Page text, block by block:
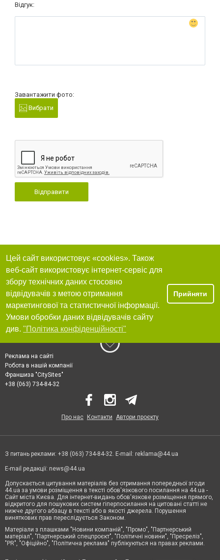
Відгук:
Завантажити фото:
Вибрати
Відправити
Цей сайт використовує «cookies». Також
веб-сайт використовує інтернет-сервіс для
збору технічних даних стосовно
відвідувачів з метою отримання
маркетингової та статистичної інформації.
Умови обробки даних відвідувачів сайту
див. "Політика конфіденційності"
Прийняти
Реклама на сайті
Робота в нашій компанії
Франшиза "CitySites"
+38 (063) 734-84-32
Про нас Контакти Автори проєкту
З питань реклами: +38 (063) 734-84-32. E-mail: reklama@44.ua
E-mail редакції: news@44.ua
Допускається цитування матеріалів без отримання попередньої згоди
44.ua за умови розміщення в тексті обов'язкового посилання на 44.ua -
Сайт міста Києва. Для інтернет-видань обов'язкове розміщення прямого,
відкритого для пошукових систем гіперпосилання на цитовані статті не
нижче другого абзацу в тексті або в якості джерела. Порушення
виняткових прав переслідується Законом.
Матеріали з плашками "Новини компаній", "Промо", "Партнерський
матеріал", "Партнерський спецпроєкт", "Політичні новини", "Пресреліз",
"PR", "Офіційно", "Політична реклама" публікуються на правах реклами.